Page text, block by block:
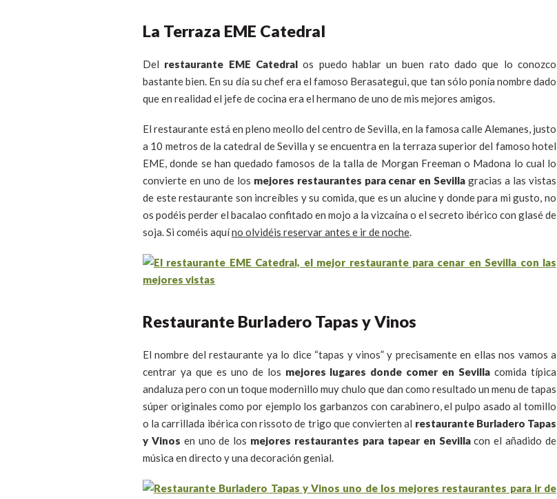
La Terraza EME Catedral
Del restaurante EME Catedralos puedo hablar un buen rato dado que lo conozco
bastante bien. En su día su chef era el famoso Berasategui, que tan sólo ponía nombre dado
que en realidad el jefe de cocina era el hermano de uno de mis mejores amigos.
El restaurante está en pleno meollo del centro de Sevilla, en la famosa calle Alemanes, justo
a 10 metros de la catedral de Sevilla y se encuentra en la terraza superior del famoso hotel
EME, donde se han quedado famosos de la talla de Morgan Freeman o Madona lo cual lo
convierte en uno de los mejores restaurantes para cenar en Sevilla gracias a las vistas
de este restaurante son increíbles y su comida, que es un alucine y donde para mi gusto, no
os podéis perder el bacalao confitado en mojo a la vizcaína o el secreto ibérico con glasé de
soja. Si coméis aquíno olvidéis reservar antes e ir de noche.
Restaurante Burladero Tapas y Vinos
El nombre del restaurante ya lo dice “tapas y vinos” y precisamente en ellas nos vamos a
centrar ya que es uno de los mejores lugares donde comer en Sevilla comida típica
andaluza pero con un toque modernillo muy chulo que dan como resultado un menu de tapas
súper originales como por ejemplo los garbanzos con carabinero, el pulpo asado al tomillo
o la carrillada ibérica con rissoto de trigo que convierten al restaurante Burladero Tapas
y Vinos en uno de los mejores restaurantes para tapear en Sevillacon el añadido de
música en directo y una decoración genial.